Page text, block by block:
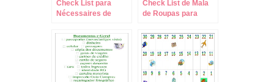
Check List para
Nécessaires de
Check List de Mala
de Roupas para